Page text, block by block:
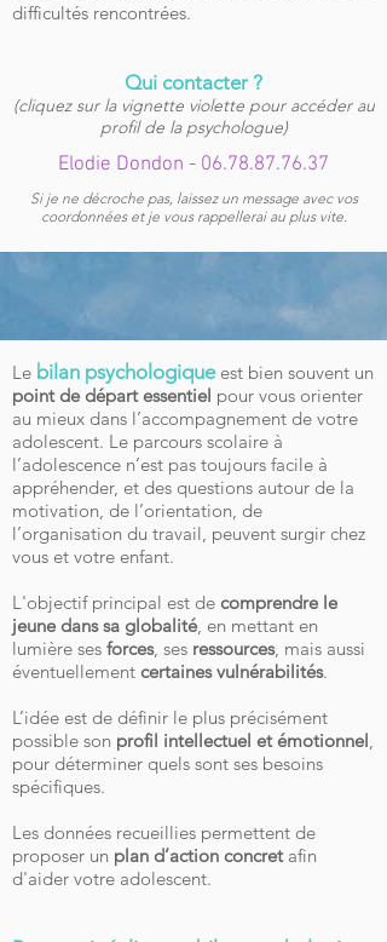
difficultés rencontrées.
Qui contacter ?
(cliquez sur la vignette violette pour accéder au
profil de la psychologue)
Elodie Dondon - 06.78.87.76.37
Si je ne décroche pas, laissez un message avec vos
coordonnées et je vous rappellerai au plus vite.
Le bilan psychologiqueest bien souvent un
point de départ essentiel pour vous orienter
au mieux dans l’accompagnement de votre
adolescent. Le parcours scolaire à
l’adolescence n’est pas toujours facile à
appréhender, et des questions autour de la
motivation, de l’orientation, de
l’organisation du travail, peuvent surgir chez
vous et votre enfant.
L'objectif principal est de comprendre le
jeune dans sa globalité, en mettant en
lumière ses forces, ses ressources, mais aussi
éventuellement certaines vulnérabilités.
L’idée est de définir le plus précisément
possible son profil intellectuel et émotionnel,
pour déterminer quels sont ses besoins
spécifiques.
Les données recueillies permettent de
proposer un plan d’action concretafin
d'aider votre adolescent.